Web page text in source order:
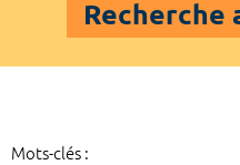
Recherche
Mots-clés :